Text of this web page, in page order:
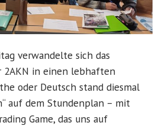
verwandelte sich das
2AKN in einen lebhaften
oder Deutsch stand diesmal
auf dem Stundenplan – mit
Game, das uns auf